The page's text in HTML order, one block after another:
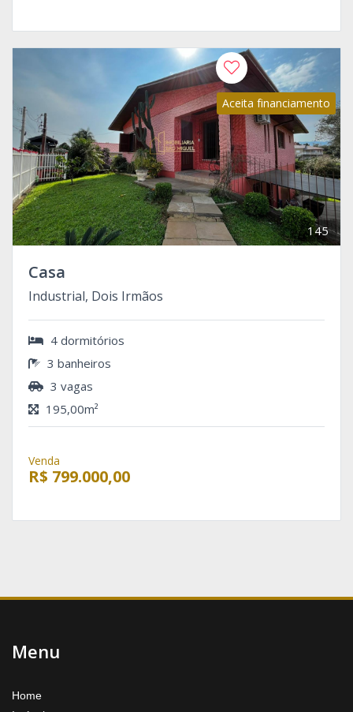
Aceita financiamento
145
Casa
Industrial, Dois Irmãos
4 dormitórios
3 banheiros
3 vagas
195,00m²
Venda
R$ 799.000,00
Menu
Home